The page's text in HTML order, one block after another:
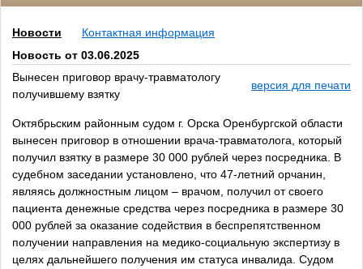
Новости
Контактная информация
Новость от 03.06.2025
Вынесен приговор врачу-травматологу
получившему взятку
версия для печати
Октябрьским районным судом г. Орска Оренбургской области
вынесен приговор в отношении врача-травматолога, который
получил взятку в размере 30 000 рублей через посредника. В
судебном заседании установлено, что 47-летний орчанин,
являясь должностным лицом – врачом, получил от своего
пациента денежные средства через посредника в размере 30
000 рублей за оказание содействия в беспрепятственном
получении направления на медико-социальную экспертизу в
целях дальнейшего получения им статуса инвалида. Судом